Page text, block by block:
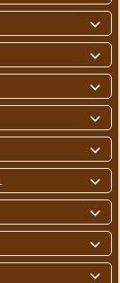








